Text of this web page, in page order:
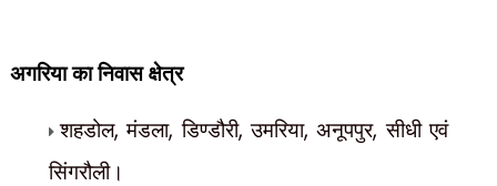
अगरिया कानिवास क्षेत्र
शहडोल,मंडला,डिण्डौरी,उमरिया,अनूपपुर,सीधी एवं
सिंगरौली।